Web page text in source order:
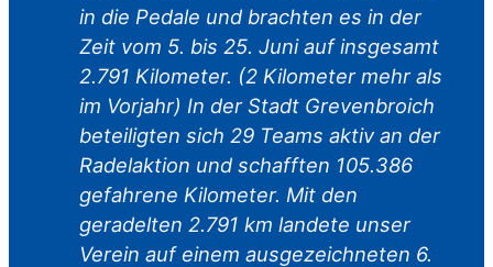
in die Pedale und brachten es in der
Zeit vom 5. bis 25. Juni auf insgesamt
2.791 Kilometer. (2 Kilometer mehr als
im Vorjahr) In der Stadt Grevenbroich
beteiligten sich 29 Teams aktiv an der
Radelaktion und schafften 105.386
gefahrene Kilometer. Mit den
geradelten 2.791 km landete unser
Verein auf einem ausgezeichneten 6.